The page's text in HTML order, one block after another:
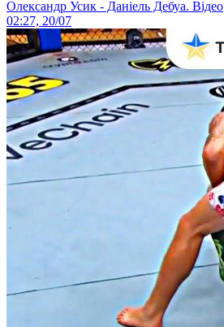
Олександр Усик - Даніель Дебуа. Відео
02:27, 20/07